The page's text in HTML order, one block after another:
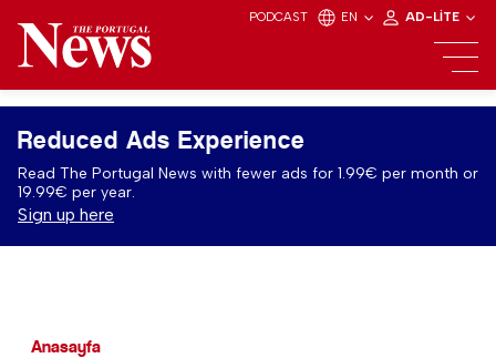
PODCAST EN AD-LITE
Reduced Ads Experience
Read The Portugal News with fewer ads for 1.99€ per month or
19.99€ per year.
Sign up here
Anasayfa